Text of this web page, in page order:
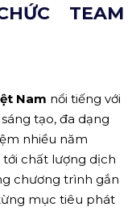
TEAM
Nam nổi tiếng với
tạo, đa dạng
nhiều năm
chất lượng dịch
chương trình gắn
mục tiêu phát